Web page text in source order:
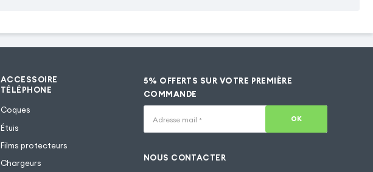
ACCESSOIRE
TÉLÉPHONE
Coques
Étuis
Films protecteurs
Chargeurs
5% OFFERTS SUR VOTRE PREMIÈRE
COMMANDE
Adresse mail * OK
NOUS CONTACTER